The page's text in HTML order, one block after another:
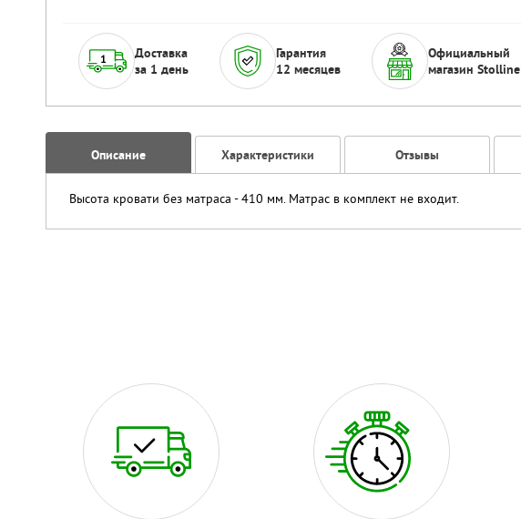
Доставка
за 1 день
Гарантия
12 месяцев
Официальный
магазин Stolline
Описание Характеристики Отзывы
Высота кровати без матраса - 410 мм. Матрас в комплект не входит.